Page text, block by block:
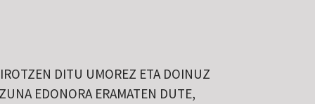
DITU UMOREZ ETA DOINUZ
EDONORA ERAMATEN DUTE,